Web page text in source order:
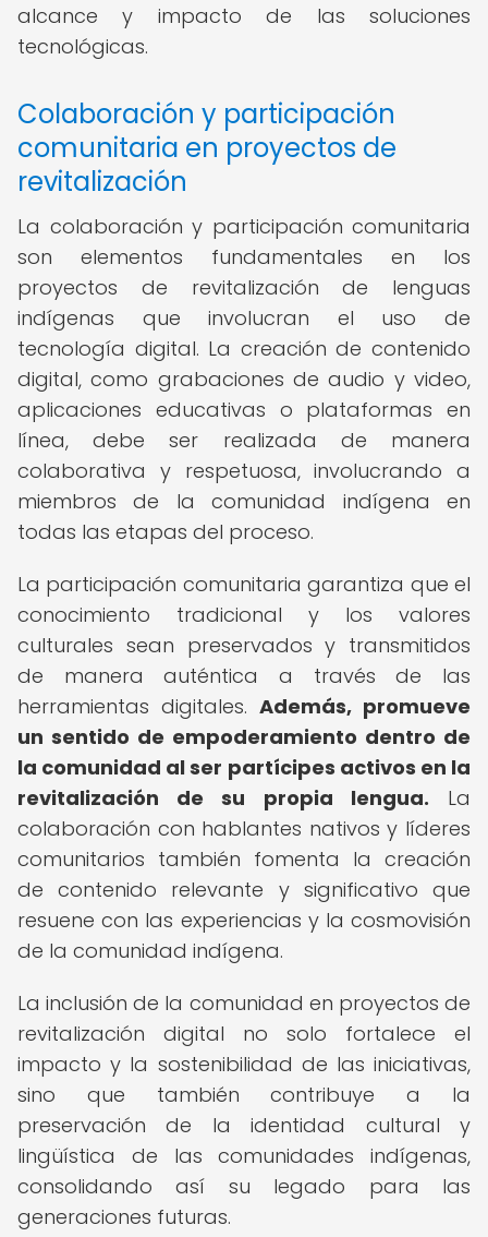
alcance y impacto de las soluciones
tecnológicas.
Colaboración y participación
comunitaria en proyectos de
revitalización
La colaboración y participación comunitaria
son elementos fundamentales en los
proyectos de revitalización de lenguas
indígenas que involucran el uso de
tecnología digital. La creación de contenido
digital, como grabaciones de audio y video,
aplicaciones educativas o plataformas en
línea, debe ser realizada de manera
colaborativa y respetuosa, involucrando a
miembros de la comunidad indígena en
todas las etapas del proceso.
La participación comunitaria garantiza que el
conocimiento tradicional y los valores
culturales sean preservados y transmitidos
de manera auténtica a través de las
herramientas digitales. Además, promueve
un sentido de empoderamiento dentro de
la comunidad al ser partícipes activos en la
revitalización de su propia lengua. La
colaboración con hablantes nativos y líderes
comunitarios también fomenta la creación
de contenido relevante y significativo que
resuene con las experiencias y la cosmovisión
de la comunidad indígena.
La inclusión de la comunidad en proyectos de
revitalización digital no solo fortalece el
impacto y la sostenibilidad de las iniciativas,
sino que también contribuye a la
preservación de la identidad cultural y
lingüística de las comunidades indígenas,
consolidando así su legado para las
generaciones futuras.